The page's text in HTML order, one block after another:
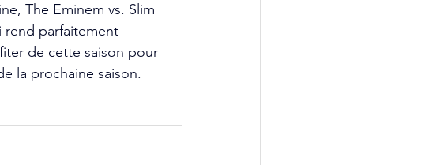
The Eminem vs. Slim
rend parfaitement
de cette saison pour
la prochaine saison.